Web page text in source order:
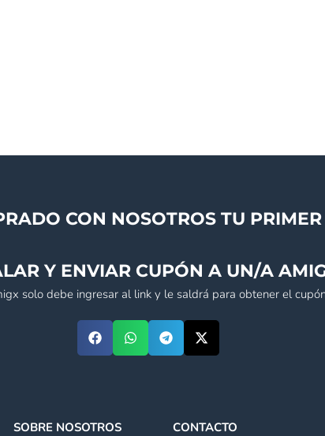
CON NOSOTROS TU
Y ENVIAR CUPÓN A UN/A
solo debe ingresar al link y le saldrá para obtener el
SOBRE NOSOTROS CONTACTO